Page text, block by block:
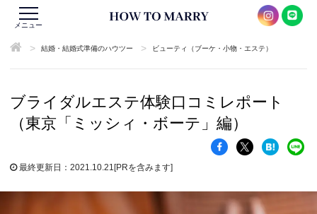
メニュー
> 結婚・結婚式準備のハウツー > ビューティ（ブーケ・小物・エステ）
ブライダルエステ体験口コミレポート
（東京「ミッシィ・ボーテ」編）
最終更新日：2021.10.21 [PRを含みます]